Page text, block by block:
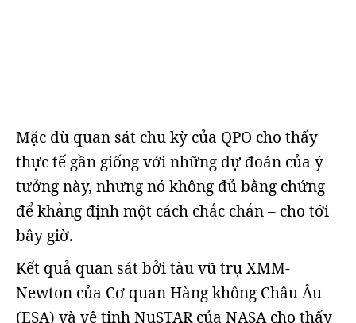
Mặc dù quan sát chu kỳ của QPO cho thấy
thực tế gần giống với những dự đoán của ý
tưởng này, nhưng nó không đủ bằng chứng
để khẳng định một cách chắc chắn – cho tới
bây giờ.
Kết quả quan sát bởi tàu vũ trụ XMM-
Newton của Cơ quan Hàng không Châu Âu
(ESA) và vệ tinh NuSTAR của NASA cho thấy